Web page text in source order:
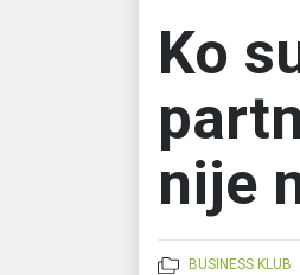
Ko
nije
BUSINESS KLUB